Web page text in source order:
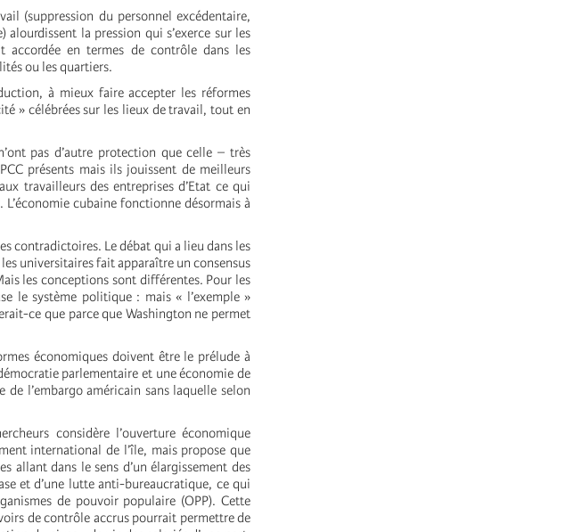
(suppression du personnel excédentaire,
la pression qui s’exerce sur les
accordée en termes de contrôle dans les
ou les quartiers.
à mieux faire accepter les réformes
» célébrées sur les lieux de travail, tout en
pas d’autre protection que celle – très
présents mais ils jouissent de meilleurs
travailleurs des entreprises d’Etat ce qui
cubaine fonctionne désormais à
contradictoires. Le débat qui a lieu dans les
universitaires fait apparaître un consensus
les conceptions sont différentes. Pour les
le système politique : mais « l’exemple »
ce que parce que Washington ne permet
économiques doivent être le prélude à
parlementaire et une économie de
l’embargo américain sans laquelle selon
considère l’ouverture économique
international de l’île, mais propose que
allant dans le sens d’un élargissement des
et d’une lutte anti-bureaucratique, ce qui
de pouvoir populaire (OPP). Cette
de contrôle accrus pourrait permettre de